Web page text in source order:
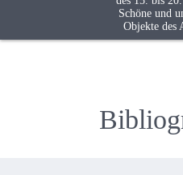
Schöne und
Objekte des